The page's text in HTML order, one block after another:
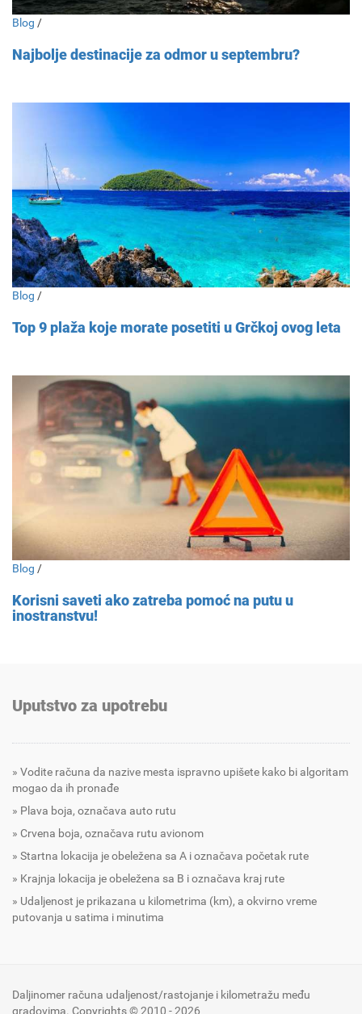
Blog /
Najbolje destinacije za odmor u septembru?
Blog /
Top 9 plaža koje morate posetiti u Grčkoj ovog leta
Blog /
Korisni saveti ako zatreba pomoć na putu u
inostranstvu!
Uputstvo za upotrebu
Vodite računa da nazive mesta ispravno upišete kako bi algoritam
mogao da ih pronađe
Plava boja, označava auto rutu
Crvena boja, označava rutu avionom
Startna lokacija je obeležena sa A i označava početak rute
Krajnja lokacija je obeležena sa B i označava kraj rute
Udaljenost je prikazana u kilometrima (km), a okvirno vreme
putovanja u satima i minutima
Daljinomer računa udaljenost/rastojanje i kilometražu među
gradovima. Copyrights © 2010 - 2026